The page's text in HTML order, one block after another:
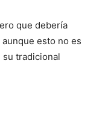
que debería
esto no es
su tradicional